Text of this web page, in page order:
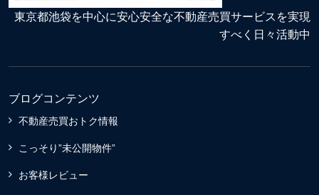
東京都池袋を中心に安心安全な不動産売買サービスを実現
すべく日々活動中
ブログコンテンツ
不動産売買おトク情報
こっそり”未公開物件”
お客様レビュー